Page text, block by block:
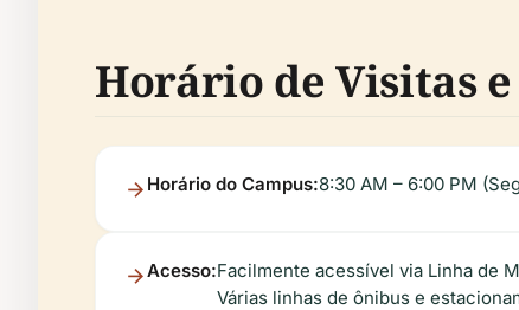
Horário de Visitas e
Horário do Campus:8:30 AM – 6:00 PM
Acesso:Facilmente acessível via Linha de
Várias linhas de ônibus e